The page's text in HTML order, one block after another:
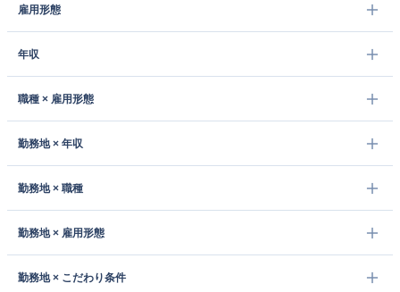
雇用形態
年収
職種 × 雇用形態
勤務地 × 年収
勤務地 × 職種
勤務地 × 雇用形態
勤務地 × こだわり条件